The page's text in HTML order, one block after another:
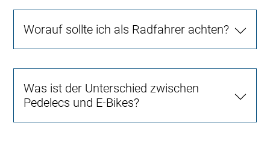
Worauf sollte ich als Radfahrer achten?
Was ist der Unterschied zwischen
Pedelecs und E-Bikes?